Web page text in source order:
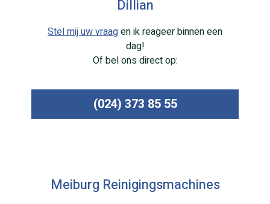
Dillian
Stel mij uw vraagen ik reageer binnen een
dag!
Of bel ons direct op:
(024) 373 85 55
Meiburg Reinigingsmachines